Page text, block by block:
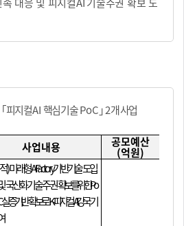
｢피지컬AI핵심기술PoC ｣2개 사업
사업내용 공모예산
(억원)
)미래형AI Factory기반기술 도입
국산화 기술주권확보를 위한Po
실증기반 확보로K-피지컬AI강국 기